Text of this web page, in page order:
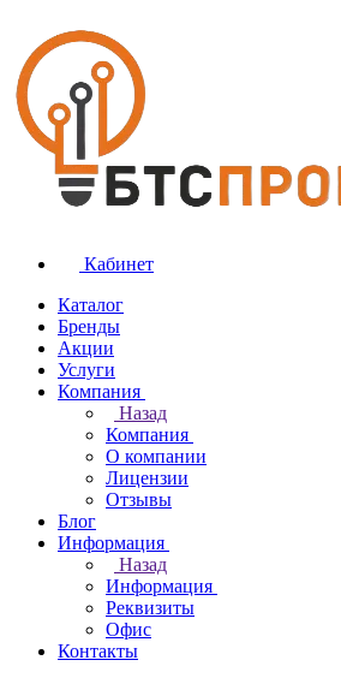
Кабинет
Каталог
Бренды
Акции
Услуги
Компания
Назад
Компания
О компании
Лицензии
Отзывы
Блог
Информация
Назад
Информация
Реквизиты
Офис
Контакты